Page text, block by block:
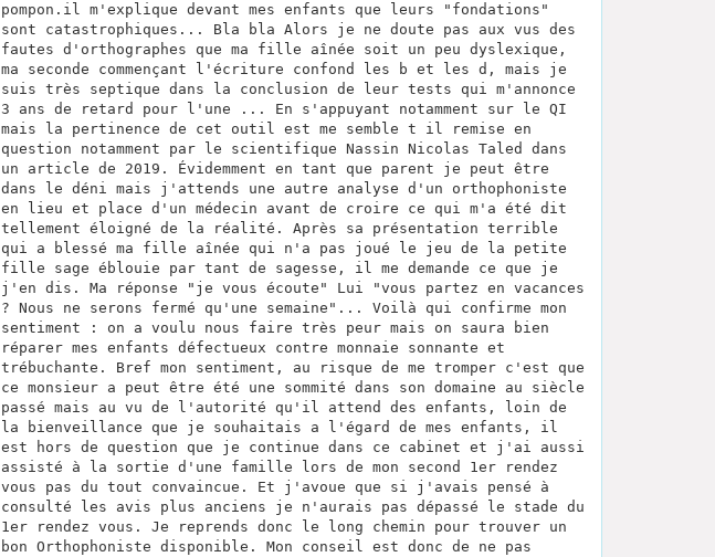
pompon.il m'explique devant mes enfants que leurs "fondations"
sont catastrophiques... Bla bla Alors je ne doute pas aux vus des
fautes d'orthographes que ma fille aînée soit un peu dyslexique,
ma seconde commençant l'écriture confond les b et les d, mais je
suis très septique dans la conclusion de leur tests qui m'annonce
3 ans de retard pour l'une ... En s'appuyant notamment sur le QI
mais la pertinence de cet outil est me semble t il remise en
question notamment par le scientifique Nassin Nicolas Taled dans
un article de 2019. Évidemment en tant que parent je peut être
dans le déni mais j'attends une autre analyse d'un orthophoniste
en lieu et place d'un médecin avant de croire ce qui m'a été dit
tellement éloigné de la réalité. Après sa présentation terrible
qui a blessé ma fille aînée qui n'a pas joué le jeu de la petite
fille sage éblouie par tant de sagesse, il me demande ce que je
j'en dis. Ma réponse "je vous écoute" Lui "vous partez en vacances
? Nous ne serons fermé qu'une semaine"... Voilà qui confirme mon
sentiment : on a voulu nous faire très peur mais on saura bien
réparer mes enfants défectueux contre monnaie sonnante et
trébuchante. Bref mon sentiment, au risque de me tromper c'est que
ce monsieur a peut être été une sommité dans son domaine au siècle
passé mais au vu de l'autorité qu'il attend des enfants, loin de
la bienveillance que je souhaitais a l'égard de mes enfants, il
est hors de question que je continue dans ce cabinet et j'ai aussi
assisté à la sortie d'une famille lors de mon second 1er rendez
vous pas du tout convaincue. Et j'avoue que si j'avais pensé à
consulté les avis plus anciens je n'aurais pas dépassé le stade du
1er rendez vous. Je reprends donc le long chemin pour trouver un
bon Orthophoniste disponible. Mon conseil est donc de ne pas